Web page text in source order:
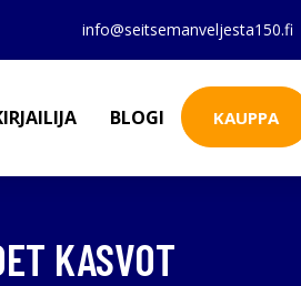
info@seitsemanveljesta150.fi
BLOGI KAUPPA
KASVOT